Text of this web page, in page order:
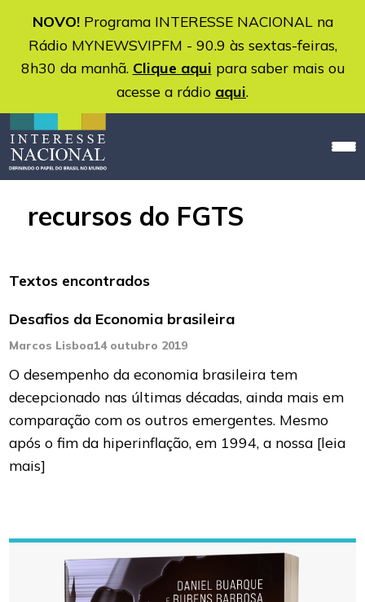
NOVO!Programa INTERESSE NACIONAL na
Rádio MYNEWSVIPFM - 90.9 às sextas-feiras,
8h30 da manhã. Clique aqui para saber mais ou
acesse a rádio aqui.
recursos do FGTS
Textos encontrados
Desafios da Economia brasileira
Marcos Lisboa14 outubro 2019
O desempenho da economia brasileira tem
decepcionado nas últimas décadas, ainda mais em
comparação com os outros emergentes. Mesmo
após o fim da hiperinflação, em 1994, a nossa [leia
mais]